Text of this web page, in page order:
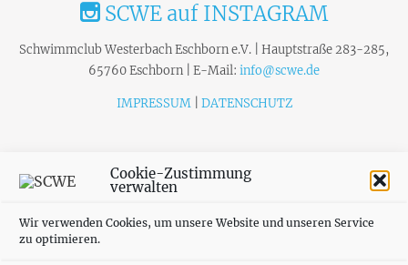
Cookie-Zustimmung
verwalten
Wir verwenden Cookies, um unsere Website und unseren Service
zu optimieren.
SCWE auf INSTAGRAM
Schwimmclub Westerbach Eschborn e.V. | Hauptstraße 283-285,
65760 Eschborn | E-Mail: info@scwe.de
IMPRESSUM| DATENSCHUTZ